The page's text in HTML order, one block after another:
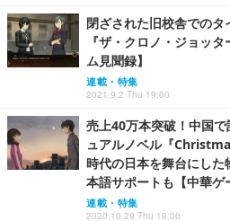
閉ざされた旧校舎での
『ザ・クロノ・ジョッ
ム見聞録】
連載・特集
2021.9.2 Thu 19:00
売上40万本突破！中国
ュアルノベル『
時代の日本を舞台にした
本語サポートも【中華ゲ
連載・特集
2020.10.29 Thu 19:00